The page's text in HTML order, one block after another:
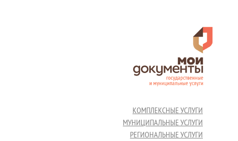
КОМПЛЕКСНЫЕ УСЛУГИ
МУНИЦИПАЛЬНЫЕ УСЛУГИ
РЕГИОНАЛЬНЫЕ УСЛУГИ